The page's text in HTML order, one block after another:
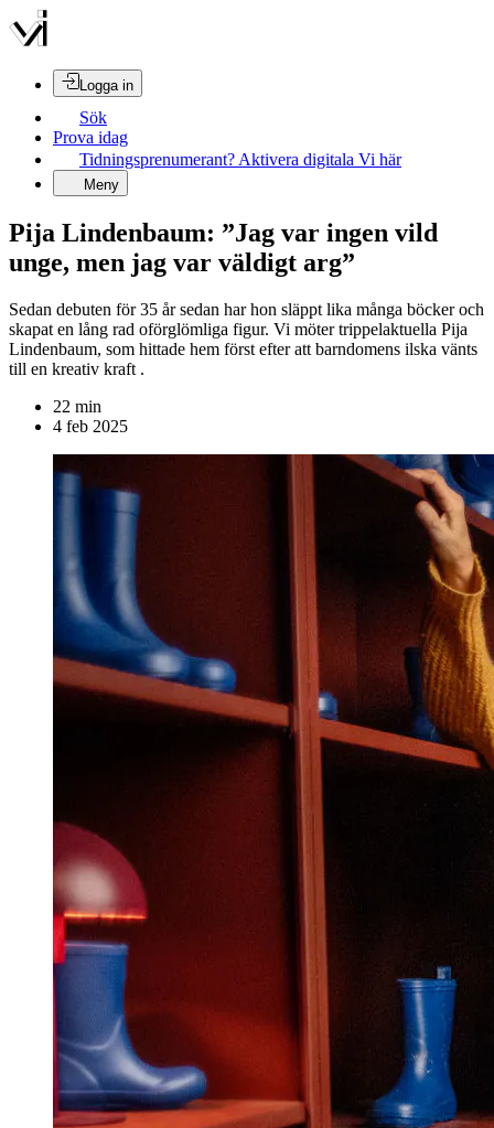
Logga in
Sök
Prova idag
Tidningsprenumerant? Aktivera digitala Vi här
Meny
Pija Lindenbaum: ”Jag var ingen vild
unge, men jag var väldigt arg”
Sedan debuten för 35 år sedan har hon släppt lika många böcker och
skapat en lång rad oförglömliga figur. Vi möter trippelaktuella Pija
Lindenbaum, som hittade hem först efter att barndomens ilska vänts
till en kreativ kraft .
22 min
4 feb 2025